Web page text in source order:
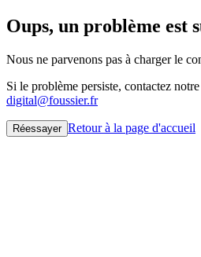
Oups, un problème est
Nous ne parvenons pas à charger le
Si le problème persiste, contactez
digital@foussier.fr
Réessayer Retour à la page d'accueil